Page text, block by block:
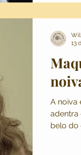
A noiva
adentra
belo do
13